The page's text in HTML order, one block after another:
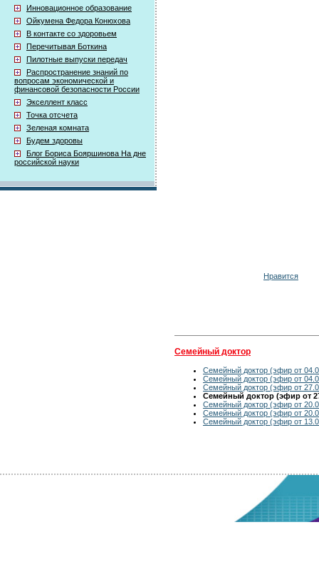
Инновационное образование
Ойкумена Федора Конюхова
В контакте со здоровьем
Перечитывая Боткина
Пилотные выпуски передач
Распространение знаний по
вопросам экономической и
финансовой безопасности России
Экселлент класс
Точка отсчета
Зеленая комната
Будем здоровы
Блог Бориса Бояршинова На дне
российской науки
Нравится
Семейный доктор
Семейный доктор (эфир от
Семейный доктор (эфир от
Семейный доктор (эфир от
Семейный доктор (эфир от
Семейный доктор (эфир от
Семейный доктор (эфир от
Семейный доктор (эфир от